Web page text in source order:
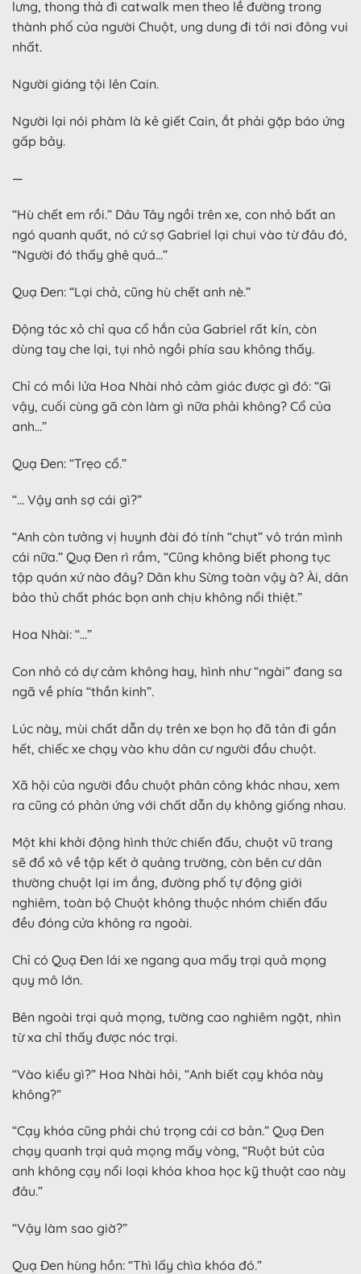
lưng, thong thả đi catwalk men theo lề đường trong
thành phố của người Chuột, ung dung đi tới nơi đông vui
nhất.
Người giáng tội lên Cain.
Người lại nói phàm là kẻ giết Cain, ắt phải gặp báo ứng
gấp bảy.
—
“Hù chết em rồi.” Dâu Tây ngồi trên xe, con nhỏ bất an
ngó quanh quất, nó cứ sợ Gabriel lại chui vào từ đâu đó,
“Người đó thấy ghê quá…”
Quạ Đen: “Lại chả, cũng hù chết anh nè.”
Động tác xỏ chỉ qua cổ hắn của Gabriel rất kín, còn
dùng tay che lại, tụi nhỏ ngồi phía sau không thấy.
Chỉ có mồi lửa Hoa Nhài nhỏ cảm giác được gì đó: “Gì
vậy, cuối cùng gã còn làm gì nữa phải không? Cổ của
anh…”
Quạ Đen: “Trẹo cổ.”
“… Vậy anh sợ cái gì?”
“Anh còn tưởng vị huynh đài đó tính “chụt” vô trán mình
cái nữa.” Quạ Đen rì rầm, “Cũng không biết phong tục
tập quán xứ nào đây? Dân khu Sừng toàn vậy à? Ài, dân
bảo thủ chất phác bọn anh chịu không nổi thiệt.”
Hoa Nhài: “…”
Con nhỏ có dự cảm không hay, hình như “ngài” đang sa
ngã về phía “thần kinh”.
Lúc này, mùi chất dẫn dụ trên xe bọn họ đã tản đi gần
hết, chiếc xe chạy vào khu dân cư người đầu chuột.
Xã hội của người đầu chuột phân công khác nhau, xem
ra cũng có phản ứng với chất dẫn dụ không giống nhau.
Một khi khởi động hình thức chiến đấu, chuột vũ trang
sẽ đổ xô về tập kết ở quảng trường, còn bên cư dân
thường chuột lại im ắng, đường phố tự động giới
nghiêm, toàn bộ Chuột không thuộc nhóm chiến đấu
đều đóng cửa không ra ngoài.
Chỉ có Quạ Đen lái xe ngang qua mấy trại quả mọng
quy mô lớn.
Bên ngoài trại quả mọng, tường cao nghiêm ngặt, nhìn
từ xa chỉ thấy được nóc trại.
“Vào kiểu gì?” Hoa Nhài hỏi, “Anh biết cạy khóa này
không?”
“Cạy khóa cũng phải chú trọng cái cơ bản.” Quạ Đen
chạy quanh trại quả mọng mấy vòng, “Ruột bút của
anh không cạy nổi loại khóa khoa học kỹ thuật cao này
đâu.”
“Vậy làm sao giờ?”
Quạ Đen hùng hồn: “Thì lấy chìa khóa đó.”